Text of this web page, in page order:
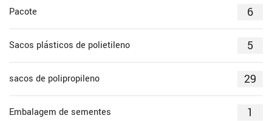
Pacote 6
Sacos plásticos de polietileno 5
sacos de polipropileno 29
Embalagem de sementes 1